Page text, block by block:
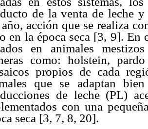
de la venta de leche y
acción que se realiza
en la época seca [3, 9]. En
en animales
como: holstein,
propios de cada
que se adaptan
de leche (PL)
con una
seca [3, 7, 8, 20].